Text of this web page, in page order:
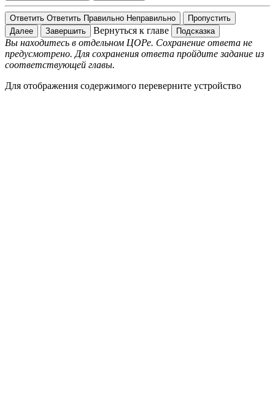
Ответить Ответить Правильно Неправильно
Пропустить
Далее
Завершить Вернуться к главе Подсказка
Вы находитесь в отдельном ЦОРе. Сохранение ответа не
предусмотрено. Для сохранения ответа пройдите задание из
соответствующей главы.
Для отображения содержимого переверните устройство